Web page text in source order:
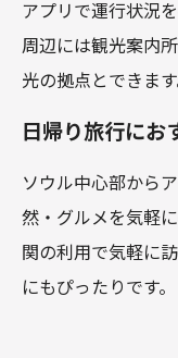
アプリで運行状況
周辺には観光案内
光の拠点とできます
日帰り旅行にお
ソウル中心部から
然・グルメを気軽
関の利用で気軽に
にもぴったりです。